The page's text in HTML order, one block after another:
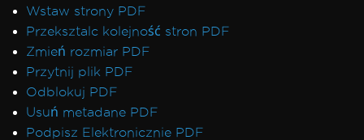
Wstaw strony PDF
Przeksztalc kolejność stron PDF
Zmień rozmiar PDF
Przytnij plik PDF
Odblokuj PDF
Usuń metadane PDF
Podpisz Elektronicznie PDF